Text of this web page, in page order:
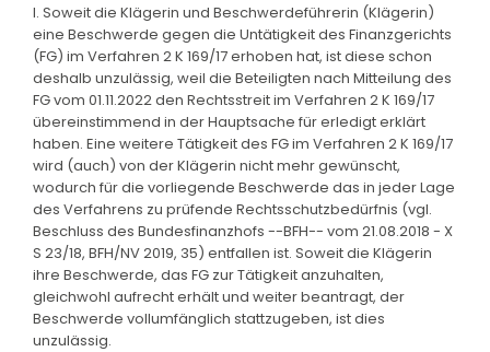
I. Soweit die Klägerin und Beschwerdeführerin (Klägerin)
eine Beschwerde gegen die Untätigkeit des Finanzgerichts
(FG) im Verfahren 2 K 169/17 erhoben hat, ist diese schon
deshalb unzulässig, weil die Beteiligten nach Mitteilung des
FG vom 01.11.2022 den Rechtsstreit im Verfahren 2 K 169/17
übereinstimmend in der Hauptsache für erledigt erklärt
haben. Eine weitere Tätigkeit des FG im Verfahren 2 K 169/17
wird (auch) von der Klägerin nicht mehr gewünscht,
wodurch für die vorliegende Beschwerde das in jeder Lage
des Verfahrens zu prüfende Rechtsschutzbedürfnis (vgl.
Beschluss des Bundesfinanzhofs --BFH-- vom 21.08.2018 - X
S 23/18, BFH/NV 2019, 35) entfallen ist. Soweit die Klägerin
ihre Beschwerde, das FG zur Tätigkeit anzuhalten,
gleichwohl aufrecht erhält und weiter beantragt, der
Beschwerde vollumfänglich stattzugeben, ist dies
unzulässig.